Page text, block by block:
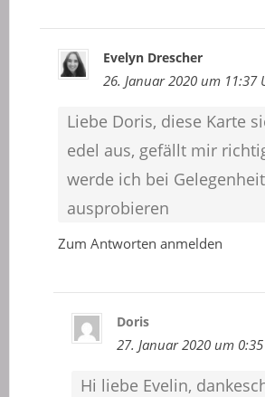
Evelyn Drescher
26. Januar 2020 um 11:37
Liebe Doris, diese Karte
edel aus, gefällt mir
werde ich bei
ausprobieren
Zum Antworten anmelden
Doris
27. Januar 2020 um
Hi liebe Evelin,